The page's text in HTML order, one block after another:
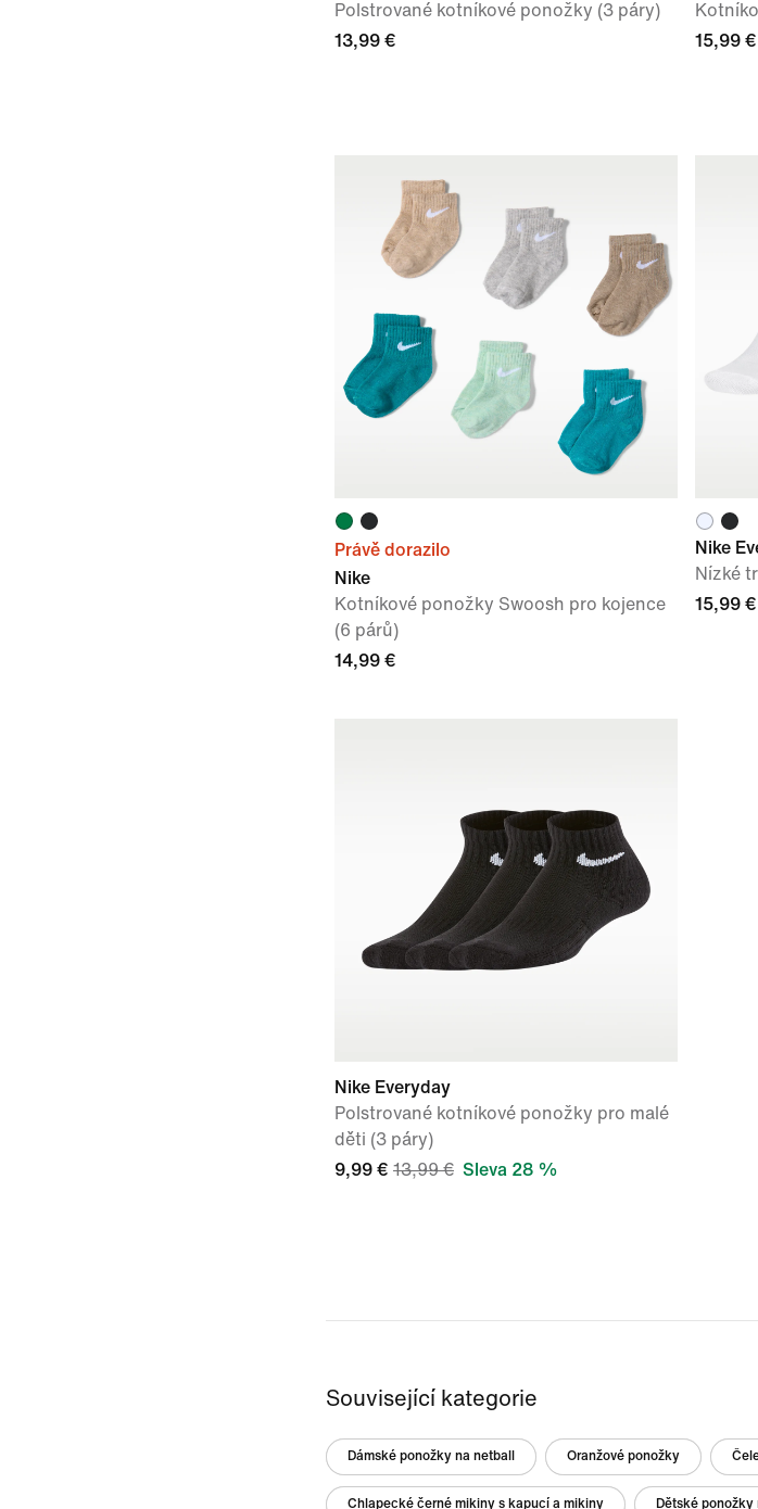
Polstrované kotníkové ponožky (3 páry)
13,99 €
15,99 €
Právě dorazilo
Nike
Kotníkové ponožky Swoosh pro kojence
(6 párů)
14,99 €
Nike
Nízké
15,99 €
Nike Everyday
Polstrované kotníkové ponožky pro malé
děti (3 páry)
9,99 € 13,99 € Sleva 28 %
Související kategorie
Dámské ponožky na netball Oranžové ponožky
Chlapecké černé mikiny s kapucí a mikiny Dětské ponožky